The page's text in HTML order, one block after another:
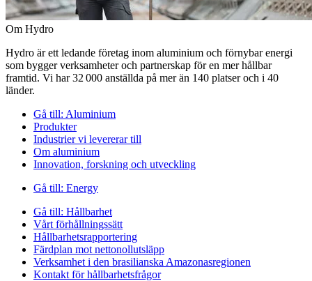
Om Hydro
Hydro är ett ledande företag inom aluminium och förnybar energi
som bygger verksamheter och partnerskap för en mer hållbar
framtid. Vi har 32 000 anställda på mer än 140 platser och i 40
länder.
Gå till: Aluminium
Produkter
Industrier vi levererar till
Om aluminium
Innovation, forskning och utveckling
Gå till: Energy
Gå till: Hållbarhet
Vårt förhållningssätt
Hållbarhetsrapportering
Färdplan mot nettonollutsläpp
Verksamhet i den brasilianska Amazonasregionen
Kontakt för hållbarhetsfrågor